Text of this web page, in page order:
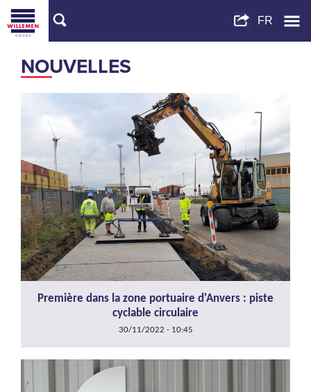
NOUVELLES
Première dans la zone portuaire d'Anvers : piste
cyclable circulaire
30/11/2022 - 10:45